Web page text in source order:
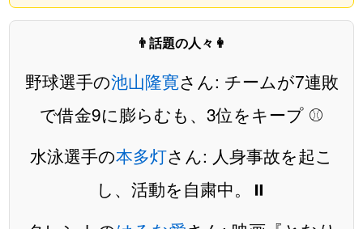
👨話題の人々👩
野球選手の池山隆寛さん: チームが7連敗
で借金9に膨らむも、3位をキープ ⚾️
水泳選手の本多灯さん: 人身事故を起こ
し、活動を自粛中。⏸️